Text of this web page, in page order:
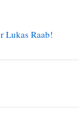
Lukas Raab!